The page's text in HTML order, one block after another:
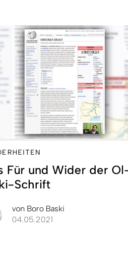
Für und Wider der
Schrift
von Boro Baski
04.05.2021